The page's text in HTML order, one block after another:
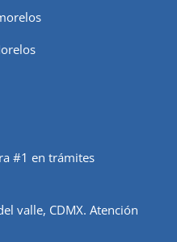
#1 en trámites
valle, CDMX. Atención